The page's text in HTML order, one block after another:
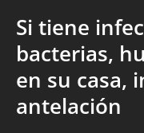
Si tiene
bacterias,
en su casa,
antelación